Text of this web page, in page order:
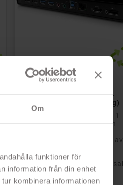
Om
funktioner för
information från din enhet
kombinera informationen
HP 3005Pr USB 3.0-
universalmodell utan AC-
Adapter & USB-kabel (beg)
Begagnad i bra skick med 1
års garanti! USB-ansluten
skärmanslutningar i form av
- Dockningsstation universal
 Lägg till i kundvagn